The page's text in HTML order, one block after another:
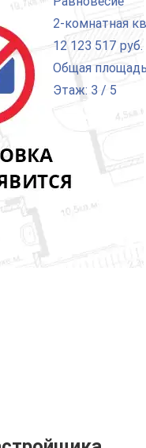
2-комнатная
12 123 517 руб.
Общая
Этаж: 3 / 5